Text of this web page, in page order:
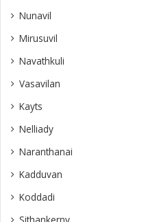
Nunavil
Mirusuvil
Navathkuli
Vasavilan
Kayts
Nelliady
Naranthanai
Kadduvan
Koddadi